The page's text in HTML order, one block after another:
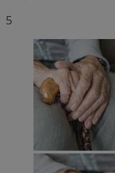
5